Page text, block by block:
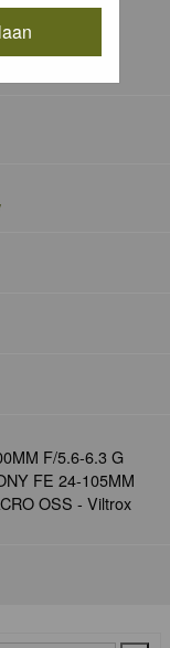
F/5.6-6.3 G
FE 24-105MM
OSS - Viltrox